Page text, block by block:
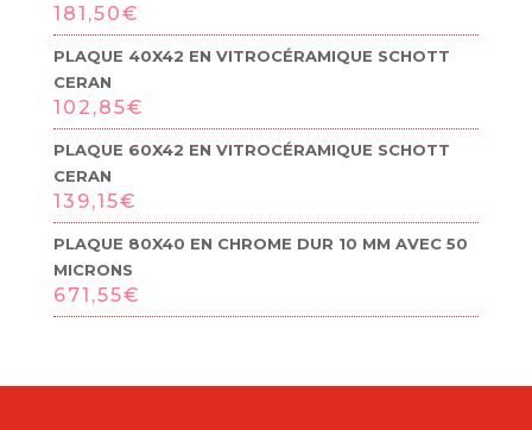
181,50€
PLAQUE 40X42 EN VITROCÉRAMIQUE SCHOTT
CERAN
102,85€
PLAQUE 60X42 EN VITROCÉRAMIQUE SCHOTT
CERAN
139,15€
PLAQUE 80X40 EN CHROME DUR 10 MM AVEC 50
MICRONS
671,55€